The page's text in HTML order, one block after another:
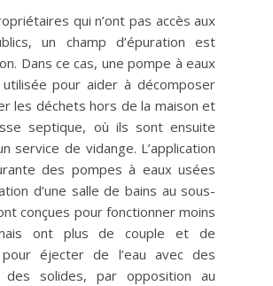
qui n’ont pas accès aux
un champ d’épuration est
Dans ce cas, une pompe à eaux
pour aider à décomposer
les déchets hors de la maison et
septique, où ils sont ensuite
service de vidange. L’application
des pompes à eaux usées
d’une salle de bains au sous-
conçues pour fonctionner moins
ont plus de couple et de
pour éjecter de l’eau avec des
solides, par opposition au